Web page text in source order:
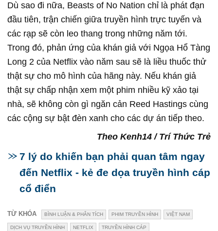
Dù sao đi nữa, Beasts of No Nation chỉ là phát đạn
đầu tiên, trận chiến giữa truyền hình trực tuyến và
các rạp sẽ còn leo thang trong những năm tới.
Trong đó, phản ứng của khán giả với Ngọa Hổ Tàng
Long 2 của Netflix vào năm sau sẽ là liều thuốc thử
thật sự cho mô hình của hãng này. Nếu khán giả
thật sự chấp nhận xem một phim nhiều kỹ xảo tại
nhà, sẽ không còn gì ngăn cản Reed Hastings cùng
các cộng sự bật đèn xanh cho các dự án tiếp theo.
Theo Kenh14 / Trí Thức Trẻ
7 lý do khiến bạn phải quan tâm ngay
đến Netflix - kẻ đe dọa truyền hình cáp
cổ điển
TỪ KHÓA BÌNH LUẬN & PHÂN TÍCH PHIM TRUYỀN HÌNH VIỆT NAM
DỊCH VỤ TRUYỀN HÌNH NETFLIX TRUYỀN HÌNH CÁP